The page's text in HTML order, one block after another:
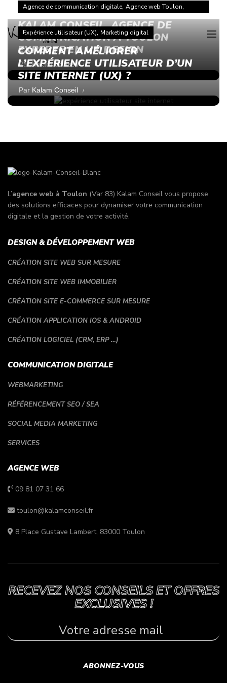
Équipes & solutions 100% Françaises
Agence de communication digitale, Agence web Toulon,
Expérience utilisateur (UX),Marketing digital
KALAM CONSEIL, AGENCE DE
COMMUNICATION À TOULON
EXPERTE EN UX DESIGN
ParKalam Conseil
Expérience utilisateur (UX), Marketing digital
COMMENT AMÉLIORER
L’EXPÉRIENCE UTILISATEUR D’UN
SITE INTERNET (UX) ?
Par Kalam Conseil
L’agence web à Toulon (Var 83) Kalam Conseil vous propose
des solutions efficaces pour dynamiser votre communication
digitale et la gestion de votre activité.
DESIGN & DÉVELOPPEMENT WEB
CRÉATION SITE WEB SUR MESURE
CRÉATION SITE WEB IMMOBILIER
CRÉATION SITE E-COMMERCE SUR MESURE
CRÉATION APPLICATION IOS & ANDROID
CRÉATION LOGICIEL (CRM, ERP …)
COMMUNICATION DIGITALE
WEBMARKETING
RÉFÉRENCEMENT SEO / SEA
SOCIAL MEDIA MARKETING
SERVICES
AGENCE WEB
09 81 07 31 66
toulon@kalamconseil.fr
8 Place Gustave Lambert, 83000 Toulon
RECEVEZ NOS CONSEILS ET OFFRES
EXCLUSIVES !